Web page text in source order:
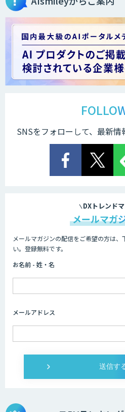
SNSをフォローして、最新情
DXトレンド
メールマガ
メールマガジンの配信をご希望の方は
い。登録無料です。
お名前 - 姓・名
メールアドレス